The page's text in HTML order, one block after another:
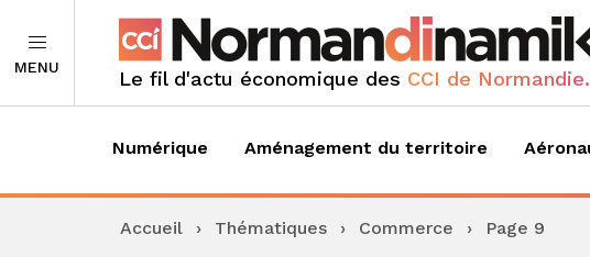
MENU Le fil d'actu économique des CCI de Normandie.
Numérique Aménagement du territoire
Accueil › Thématiques › Commerce › Page 9